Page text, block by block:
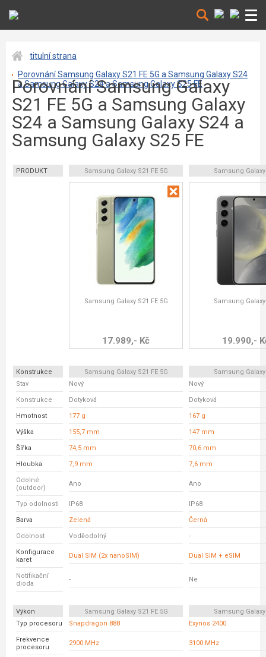
titulní strana
Porovnání Samsung Galaxy S21 FE 5G a Samsung Galaxy S24
a Samsung Galaxy S24 a Samsung Galaxy S25 FE
Porovnání Samsung Galaxy
S21 FE 5G a Samsung Galaxy
S24 a Samsung Galaxy S24 a
Samsung Galaxy S25 FE
PRODUKT Samsung Galaxy S21 FE 5G Samsung Galaxy
Samsung Galaxy S21 FE 5G
17.989,- Kč
Samsung Galaxy
19.990,-
Konstrukce Samsung Galaxy S21 FE 5G
Samsung Galaxy
Stav
Nový Nový
Konstrukce Dotyková Dotyková
Hmotnost 177 g 167 g
Výška 155,7 mm 147 mm
Šířka 74,5 mm 70,6 mm
Hloubka 7,9 mm 7,6 mm
Odolné
(outdoor)
Ano Ano
Typ odolnosti IP68 IP68
Barva Zelená Černá
Odolnost Voděodolný -
Konfigurace
karet
Dual SIM (2x nanoSIM) Dual SIM + eSIM
Notifikační
dioda
- Ne
Výkon Samsung Galaxy S21 FE 5G
Samsung Galaxy
Typ procesoru
Snapdragon 888 Exynos 2400
Frekvence
procesoru
2900 MHz 3100 MHz